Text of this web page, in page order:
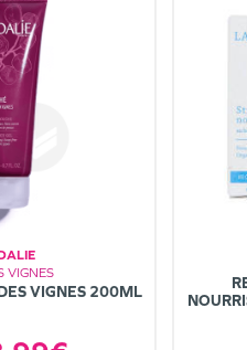
VIGNES
VIGNES 200ML